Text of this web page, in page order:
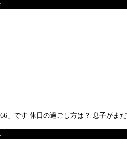
です 休日の過ごし方は？ 息子がま